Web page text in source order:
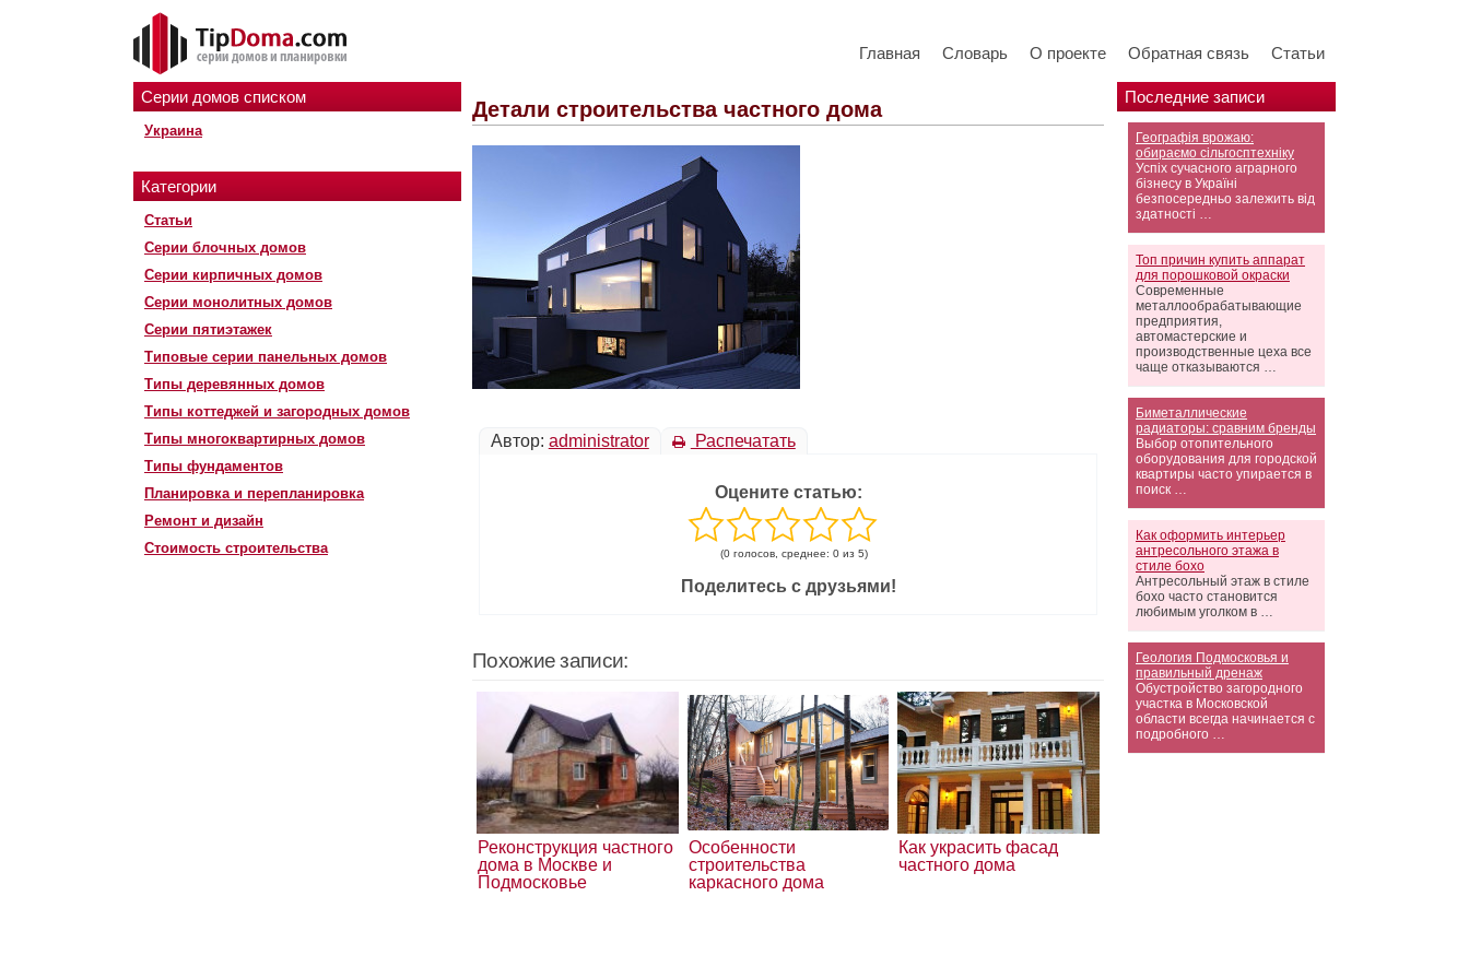
Главная Словарь О проекте Обратная связь Статьи
Серии домов списком
Украина
Категории
Статьи
Серии блочных домов
Серии кирпичных домов
Серии монолитных домов
Серии пятиэтажек
Типовые серии панельных домов
Типы деревянных домов
Типы коттеджей и загородных домов
Типы многоквартирных домов
Типы фундаментов
Планировка и перепланировка
Ремонт и дизайн
Стоимость строительства
Последние записи
Географія врожаю:
обираємо сільгосптехніку
Успіх сучасного аграрного
бізнесу в Україні
безпосередньо залежить від
здатності …
Топ причин купить аппарат
для порошковой окраски
Современные
металлообрабатывающие
предприятия,
автомастерские и
производственные цеха все
чаще отказываются …
Биметаллические
радиаторы: сравним бренды
Выбор отопительного
оборудования для городской
квартиры часто упирается в
поиск …
Как оформить интерьер
антресольного этажа в
стиле бохо
Антресольный этаж в стиле
бохо часто становится
любимым уголком в …
Геология Подмосковья и
правильный дренаж
Обустройство загородного
участка в Московской
области всегда начинается с
подробного …
Детали строительства частного дома
Автор: administrator Распечатать
Оцените статью:
(0 голосов, среднее: 0 из 5)
Поделитесь с друзьями!
Похожие записи:
Реконструкция частного
дома в Москве и
Подмосковье
Особенности
строительства
каркасного дома
Как украсить фасад
частного дома